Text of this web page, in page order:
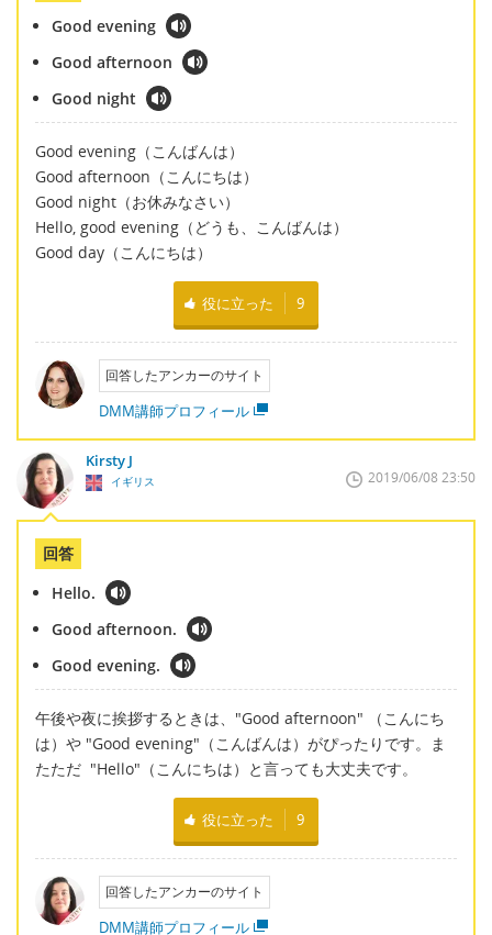
Good evening
Good afternoon
Good night
Good evening（こんばんは）
Good afternoon（こんにちは）
Good night（お休みなさい）
Hello, good evening（どうも、こんばんは）
Good day（こんにちは）
役に立った 9
回答したアンカーのサイト
DMM講師プロフィール
Kirsty J
イギリス 2019/06/08 23:50
回答
Hello.
Good afternoon.
Good evening.
午後や夜に挨拶するときは、"Good afternoon" （こんにち
は）や "Good evening"（こんばんは）がぴったりです。ま
たただ "Hello"（こんにちは）と言っても大丈夫です。
役に立った 9
回答したアンカーのサイト
DMM講師プロフィール